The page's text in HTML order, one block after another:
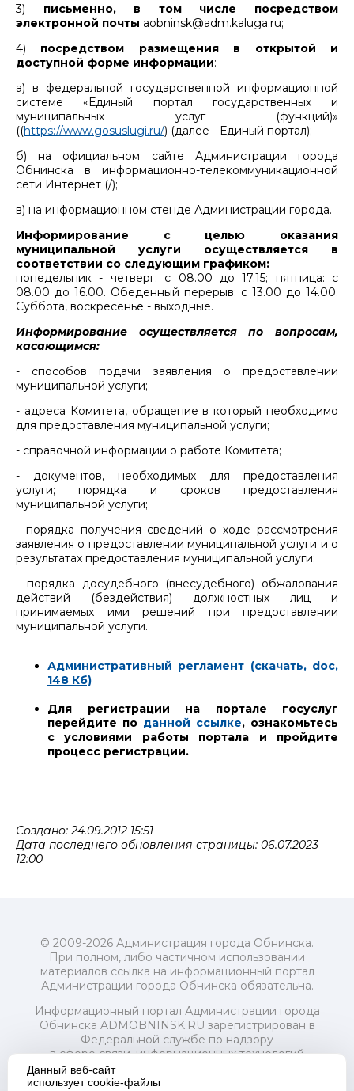
3) письменно, в том числе посредством
электронной почты aobninsk@adm.kaluga.ru;
4) посредством размещения в открытой и
доступной форме информации:
а) в федеральной государственной информационной
системе «Единый портал государственных и
муниципальных услуг (функций)»
((https://www.gosuslugi.ru/) (далее - Единый портал);
б) на официальном сайте Администрации города
Обнинска в информационно-телекоммуникационной
сети Интернет (/);
в) на информационном стенде Администрации города.
Информирование с целью оказания
муниципальной услуги осуществляется в
соответствии со следующим графиком:
понедельник - четверг: с 08.00 до 17.15; пятница: с
08.00 до 16.00. Обеденный перерыв: с 13.00 до 14.00.
Суббота, воскресенье - выходные.
Информирование осуществляется по вопросам,
касающимся:
- способов подачи заявления о предоставлении
муниципальной услуги;
- адреса Комитета, обращение в который необходимо
для предоставления муниципальной услуги;
- справочной информации о работе Комитета;
- документов, необходимых для предоставления
услуги; порядка и сроков предоставления
муниципальной услуги;
- порядка получения сведений о ходе рассмотрения
заявления о предоставлении муниципальной услуги и о
результатах предоставления муниципальной услуги;
- порядка досудебного (внесудебного) обжалования
действий (бездействия) должностных лиц и
принимаемых ими решений при предоставлении
муниципальной услуги.
Административный регламент (скачать, doc,
148 Кб)
Для регистрации на портале госуслуг
перейдите по данной ссылке, ознакомьтесь
с условиями работы портала и пройдите
процесс регистрации.
Создано: 24.09.2012 15:51
Дата последнего обновления страницы: 06.07.2023
12:00
© 2009-2026 Администрация города Обнинска.
При полном, либо частичном использовании
материалов ссылка на информационный портал
Администрации города Обнинска обязательна.
Информационный портал Администрации города
Обнинска ADMOBNINSK.RU зарегистрирован в
Федеральной службе по надзору
в сфере связи, информационных технологий
и массовых коммуникаций (Роскомнадзор) 24 июля
2018 года.
Данный веб-сайт
использует cookie-файлы